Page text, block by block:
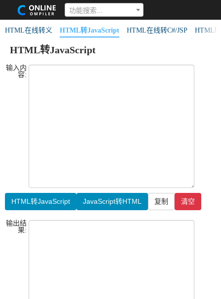
功能搜索...
HTML在线转义 HTML转JavaScript HTML在线转C#/JSP HTML
HTML转JavaScript
输入内
容:
HTML转JavaScript JavaScript转HTML 复制 清空
输出结
果: